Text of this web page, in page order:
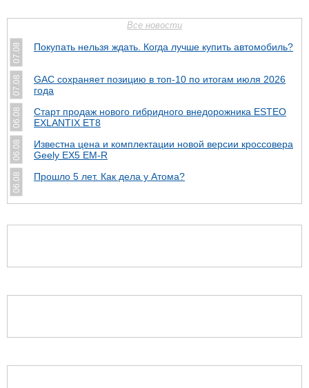
Все новости
07.08 Покупать нельзя ждать. Когда лучше купить автомобиль?
07.08
GAC сохраняет позицию в топ-10 по итогам июля 2026
года
06.08
Старт продаж нового гибридного внедорожника ESTEO
EXLANTIX ET8
06.08
Известна цена и комплектации новой версии кроссовера
Geely EX5 EM-R
06.08 Прошло 5 лет. Как дела у Атома?